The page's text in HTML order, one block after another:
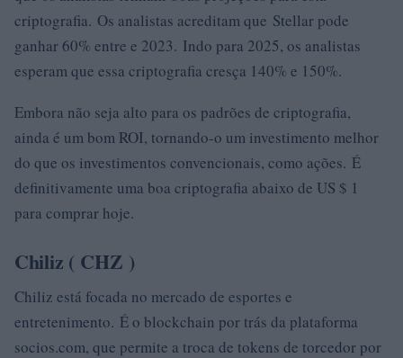
criptografia. Os analistas acreditam que Stellar pode
ganhar 60% entre e 2023. Indo para 2025, os analistas
esperam que essa criptografia cresça 140% e 150%.
Embora não seja alto para os padrões de criptografia,
ainda é um bom ROI, tornando-o um investimento melhor
do que os investimentos convencionais, como ações. É
definitivamente uma boa criptografia abaixo de US $ 1
para comprar hoje.
Chiliz ( CHZ )
Chiliz está focada no mercado de esportes e
entretenimento. É o blockchain por trás da plataforma
socios.com, que permite a troca de tokens de torcedor por